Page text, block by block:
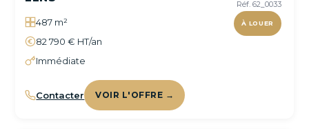
Réf. 62_0033
À LOUER
487 m²
82 790 € HT/an
Immédiate
Contacter VOIR L'OFFRE →